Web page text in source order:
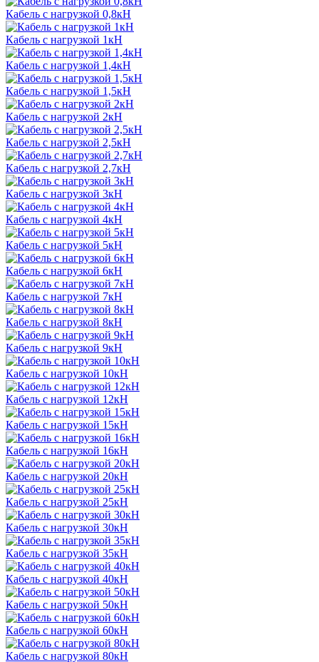
Кабель с нагрузкой 0,8кН
Кабель с нагрузкой 1кН
Кабель с нагрузкой 1,4кН
Кабель с нагрузкой 1,5кН
Кабель с нагрузкой 2кН
Кабель с нагрузкой 2,5кН
Кабель с нагрузкой 2,7кН
Кабель с нагрузкой 3кН
Кабель с нагрузкой 4кН
Кабель с нагрузкой 5кН
Кабель с нагрузкой 6кН
Кабель с нагрузкой 7кН
Кабель с нагрузкой 8кН
Кабель с нагрузкой 9кН
Кабель с нагрузкой 10кН
Кабель с нагрузкой 12кН
Кабель с нагрузкой 15кН
Кабель с нагрузкой 16кН
Кабель с нагрузкой 20кН
Кабель с нагрузкой 25кН
Кабель с нагрузкой 30кН
Кабель с нагрузкой 35кН
Кабель с нагрузкой 40кН
Кабель с нагрузкой 50кН
Кабель с нагрузкой 60кН
Кабель с нагрузкой 80кН